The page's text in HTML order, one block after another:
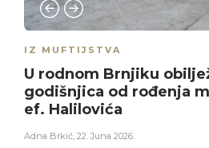
IZ MUFTIJSTVA
U rodnom Brnjiku
godišnjica od rođenja
ef. Halilovića
Adna Brkić 22. Juna 2026.